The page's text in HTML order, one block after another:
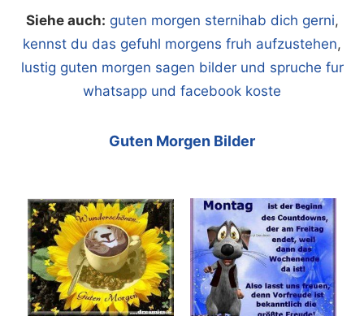
Siehe auch: guten morgen sternihab dich gerni,
kennst du das gefuhl morgens fruh aufzustehen,
lustig guten morgen sagen bilder und spruche fur
whatsapp und facebook koste
Guten Morgen Bilder